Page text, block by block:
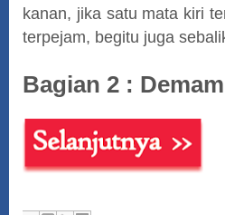
kanan, jika satu mata kiri
terpejam, begitu juga
Bagian 2 :